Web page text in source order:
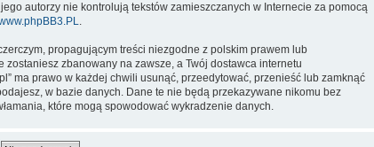
autorzy nie kontrolują tekstów zamieszczanych w Internecie za pomocą
.
propagującym treści niezgodne z polskim prawem lub
zbanowany na zawsze, a Twój dostawca internetu
ma prawo w każdej chwili usunąć, przeedytować, przenieść lub zamknąć
w bazie danych. Dane te nie będą przekazywane nikomu bez
które mogą spowodować wykradzenie danych.